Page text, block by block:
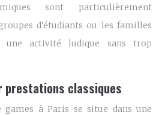
sont particulièrement
d’étudiants ou les familles
une activité ludique sans trop
prestations classiques
games à Paris se situe dans une